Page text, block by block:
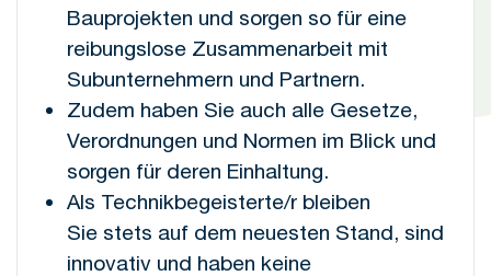
Bauprojekten und sorgen so für eine
reibungslose Zusammenarbeit mit
Subunternehmern und Partnern.
Zudem haben Sie auch alle Gesetze,
Verordnungen und Normen im Blick und
sorgen für deren Einhaltung.
Als Technikbegeisterte/r bleiben
Sie stets auf dem neuesten Stand, sind
innovativ und haben keine